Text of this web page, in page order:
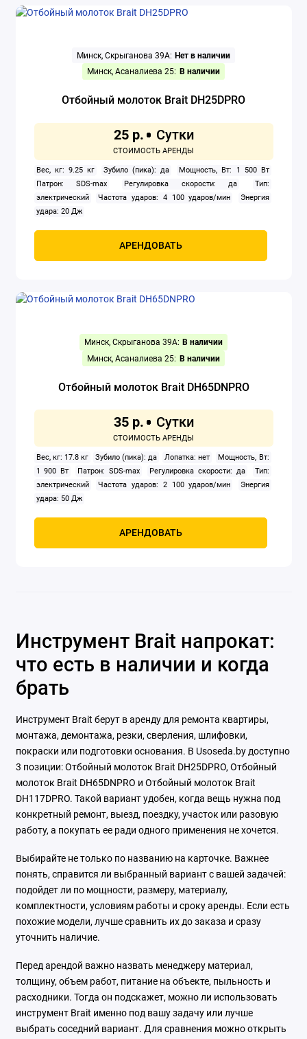
Минск, Скрыганова 39А: Нет в наличии
Минск, Асаналиева 25: В наличии
Отбойный молоток Brait DH25DPRO
25 р.
Вес, кг: 9.25 кг Зубило (пика): да
Мощность, Вт: 1 500 Вт
Патрон: SDS-max
Регулировка скорости: да
Тип:
электрический
Частота ударов: 4 100 ударов/мин
Энергия
удара: 20 Дж
АРЕНДОВАТЬ
Минск, Скрыганова 39А: В наличии
Минск, Асаналиева 25: В наличии
Отбойный молоток Brait DH65DNPRO
35 р.
Вес, кг: 17.8 кг Зубило (пика): да Лопатка: нет
Мощность, Вт:
1 900 Вт
Патрон: SDS-max Регулировка скорости: да
Тип:
электрический
Частота ударов: 2 100 ударов/мин
Энергия
удара: 50 Дж
АРЕНДОВАТЬ
Инструмент Brait напрокат:
что есть в наличии и когда
брать
Инструмент Brait берут в аренду для ремонта квартиры,
монтажа, демонтажа, резки, сверления, шлифовки,
покраски или подготовки основания. В Usoseda.by доступно
3 позиции: Отбойный молоток Brait DH25DPRO, Отбойный
молоток Brait DH65DNPRO и Отбойный молоток Brait
DH117DPRO. Такой вариант удобен, когда вещь нужна под
конкретный ремонт, выезд, поездку, участок или разовую
работу, а покупать ее ради одного применения не хочется.
Выбирайте не только по названию на карточке. Важнее
понять, справится ли выбранный вариант с вашей задачей:
подойдет ли по мощности, размеру, материалу,
комплектности, условиям работы и сроку аренды. Если есть
похожие модели, лучше сравнить их до заказа и сразу
уточнить наличие.
Перед арендой важно назвать менеджеру материал,
толщину, объем работ, питание на объекте, пыльность и
расходники. Тогда он подскажет, можно ли использовать
инструмент Brait именно под вашу задачу или лучше
выбрать соседний вариант. Для сравнения можно открыть